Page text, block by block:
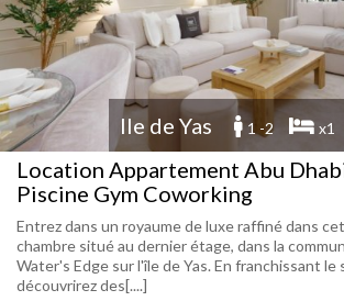
Ile de Yas 1 -2 x1
Location Appartement Abu
Piscine Gym Coworking
Entrez dans un royaume de luxe raffiné dans
chambre situé au dernier étage, dans la
Water's Edge sur l'île de Yas. En franchissant le
découvrirez des[....]